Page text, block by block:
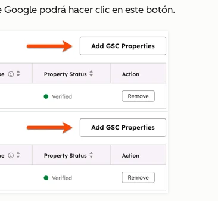
podrá hacer clic en este botón.